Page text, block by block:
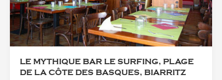
LE MYTHIQUE BAR LE SURFING, PLAGE
DE LA CÔTE DES BASQUES, BIARRITZ